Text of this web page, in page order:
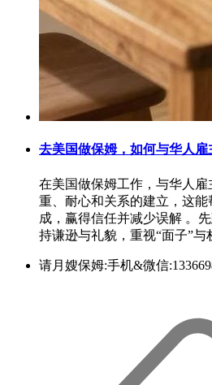
去美国做保姆，如何与华人雇
在美国做保姆工作，与华人
重、耐心和关系的建立‌，这
成‌，赢得信任并减少误解 。
持谦逊与礼貌‌，重视“面子”
请月嫂保姆:手机&微信